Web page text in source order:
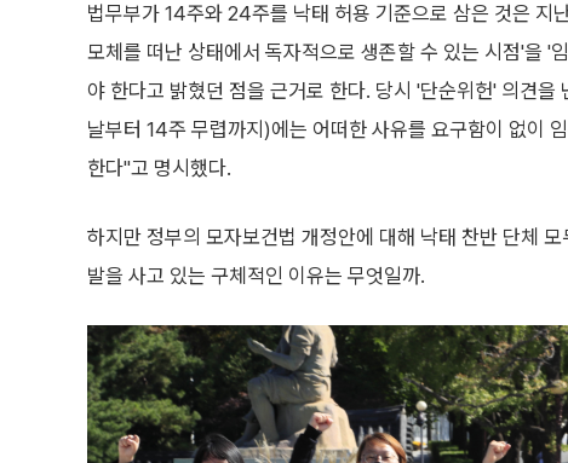
법무부가 14주와 24주를 낙태 허용 기준으로 삼은 것은
모체를 떠난 상태에서 독자적으로 생존할 수 있는 시점'을 '
야 한다고 밝혔던 점을 근거로 한다. 당시 '단순위헌' 의견
날부터 14주 무렵까지)에는 어떠한 사유를 요구함이 없이
한다"고 명시했다.
하지만 정부의 모자보건법 개정안에 대해 낙태 찬반 단체
발을 사고 있는 구체적인 이유는 무엇일까.